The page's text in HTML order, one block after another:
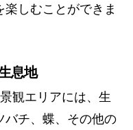
しむことができま
息地
観エリアには、生
バチ、蝶、その他の